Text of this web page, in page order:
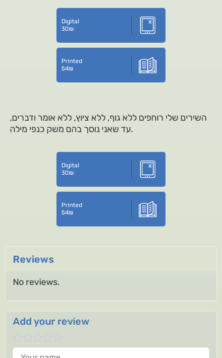
Digital
30₪
Printed
54₪
השירים שלי רוחפים ללא גוף, ללא ציוץ, ללא אומר ודברים,
עד שאני נוסך בהם משק כנפי מילה.
Digital
30₪
Printed
54₪
Reviews
No reviews.
Add your review
Your name